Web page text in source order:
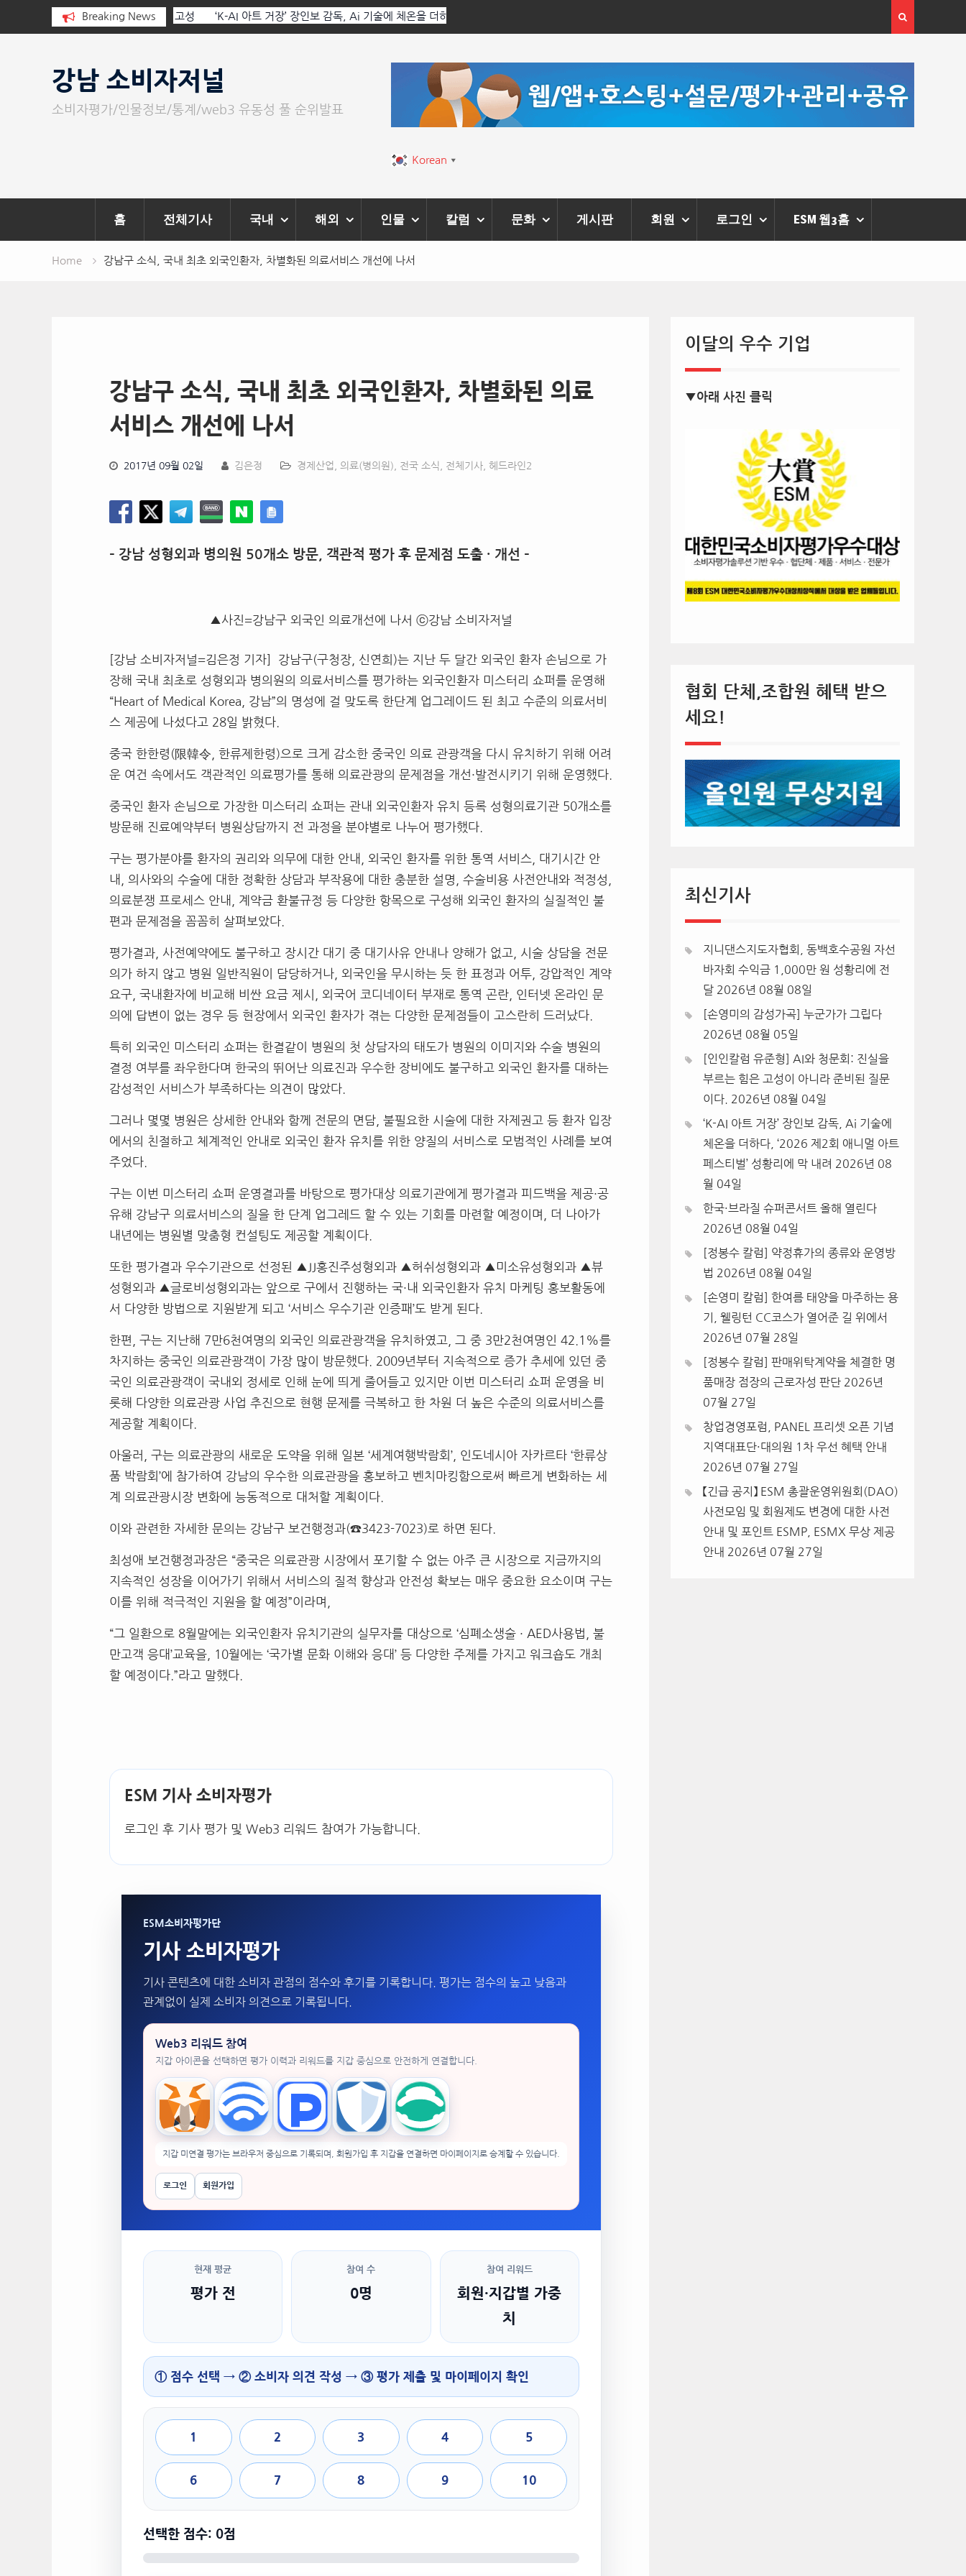
Breaking News
청문회: 진실을 부르는 힘은 고성
이다.
‘K-AI 아트 거장’ 장인보 감독, Ai 기술에 체온을 더하다,
‘2026 제2회 애니멀 아트 페스티벌’ 성황리에 막 내려
[정봉수 칼럼] 약정휴가의 종류와 운영방법
강남 소비자저널
소비자평가/인물정보/통계/web3 유동성 풀 순위발표
Korean ▼
홈 전체기사 국내 해외 인물 칼럼 문화 게시판 회원 로그인 ESM 웹3홈
Home 강남구 소식, 국내 최초 외국인환자, 차별화된 의료서비스 개선에 나서
강남구 소식, 국내 최초 외국인환자, 차별화된 의료
서비스 개선에 나서
2017년 09월 02일 김은정 경제산업 의료(병의원) 전국 소식 전체기사 헤드라인2
– 강남 성형외과 병의원 50개소 방문 객관적 평가 후 문제점 도출 · 개선 –
▲사진=강남구 외국인 의료개선에 나서 ⓒ강남 소비자저널
[강남 소비자저널=김은정 기자] 강남구(구청장 신연희 )는 지난 두 달간 외국인 환자 손님으로 가
장해 국내 최초로 성형외과 병의원의 의료서비스를 평가하는 외국인환자 미스터리 쇼퍼를 운영해
“Heart of Medical Korea, 강남”의 명성에 걸 맞도록 한단계 업그레이드 된 최고 수준의 의료서비
스 제공에 나섰다고 28일 밝혔다
중국 한한령 (限韓令 한류제한령)으로 크게 감소한 중국인 의료 관광객을 다시 유치하기 위해 어려
운 여건 속에서도 객관적인 의료평가를 통해 의료관광의 문제점을 개선·발전시키기 위해 운영했다
중국인 환자 손님으로 가장한 미스터리 쇼퍼는 관내 외국인환자 유치 등록 성형의료기관 50개소를
방문해 진료예약부터 병원상담까지 전 과정을 분야별로 나누어 평가했다
구는 평가분야를 환자의 권리와 의무에 대한 안내 외국인 환자를 위한 통역 서비스
대기시간 안
내
의사와의 수술에 대한 정확한 상담과 부작용에 대한 충분한 설명 수술비용 사전안내와 적정성
의료분쟁 프로세스 안내
계약금 환불규정 등 다양한 항목으로 구성해 외국인 환자의 실질적인 불
편과 문제점을 꼼꼼히 살펴보았다
평가결과 사전예약에도 불구하고 장시간 대기 중 대기사유 안내나 양해가 없고
시술 상담을 전문
의가 하지 않고 병원 일반직원이 담당하거나 외국인을 무시하는 듯 한 표정과 어투
강압적인 계약
요구 국내환자에 비교해 비싼 요금 제시 외국어 코디네이터 부재로 통역 곤란
인터넷 온라인 문
의에 답변이 없는 경우 등 현장에서 외국인 환자가 겪는 다양한 문제점들이 고스란히 드러났다
특히 외국인 미스터리 쇼퍼는 한결같이 병원의 첫 상담자의 태도가 병원의 이미지와 수술 병원의
결정 여부를 좌우한다며 한국의 뛰어난 의료진과 우수한 장비에도 불구하고 외국인 환자를 대하는
감성적인 서비스가 부족하다는 의견이 많았다
그러나 몇몇 병원은 상세한 안내와 함께 전문의 면담 불필요한 시술에 대한 자제권고 등 환자 입장
에서의 친절하고 체계적인 안내로 외국인 환자 유치를 위한 양질의 서비스로 모범적인 사례를 보여
주었다
구는 이번 미스터리 쇼퍼 운영결과를 바탕으로 평가대상 의료기관에게 평가결과 피드백을 제공·공
유해 강남구 의료서비스의 질을 한 단계 업그레드 할 수 있는 기회를 마련할 예정이며
더 나아가
내년에는 병원별 맞춤형 컨설팅도 제공할 계획이다
또한 평가결과 우수기관으로 선정된 ▲ JJ홍진주성형외과 ▲허쉬성형외과 ▲미소유성형외과 ▲뷰
성형외과 ▲글로비성형외과는 앞으로 구에서 진행하는 국·내 외국인환자 유치 마케팅 홍보활동에
서 다양한 방법으로 지원받게 되고 ‘서비스 우수기관 인증패’도 받게 된다
한편 구는 지난해 7만6천여명의 외국인 의료관광객을 유치하였고 그 중 3만2천여명인 42.1%를
차지하는 중국인 의료관광객이 가장 많이 방문했다 . 2009년부터 지속적으로 증가 추세에 있던 중
국인 의료관광객이 국내외 정세로 인해 눈에 띄게 줄어들고 있지만 이번 미스터리 쇼퍼 운영을 비
롯해 다양한 의료관광 사업 추진으로 현행 문제를 극복하고 한 차원 더 높은 수준의 의료서비스를
제공할 계획이다
아울러 구는 의료관광의 새로운 도약을 위해 일본 ‘세계여행박람회 ’, 인도네시아 자카르타 ‘한류상
품 박람회 ’에 참가하여 강남의 우수한 의료관광을 홍보하고 벤치마킹함으로써 빠르게 변화하는 세
계 의료관광시장 변화에 능동적으로 대처할 계획이다
이와 관련한 자세한 문의는 강남구 보건행정과(☎3423-7023)로 하면 된다
최성애 보건행정과장은 “중국은 의료관광 시장에서 포기할 수 없는 아주 큰 시장으로 지금까지의
지속적인 성장을 이어가기 위해서 서비스의 질적 향상과 안전성 확보는 매우 중요한 요소이며 구는
이를 위해 적극적인 지원을 할 예정”이라며
“그 일환으로 8월말에는 외국인환자 유치기관의 실무자를 대상으로 ‘심폐소생술 · AED사용법
불
만고객 응대’교육을 , 10월에는 ‘국가별 문화 이해와 응대’ 등 다양한 주제를 가지고 워크숍도 개최
할 예정이다 .”라고 말했다
ESM 기사 소비자평가
로그인 후 기사 평가 및 Web3 리워드 참여가 가능합니다.
ESM소비자평가단
기사 소비자평가
기사 콘텐츠에 대한 소비자 관점의 점수와 후기를 기록합니다. 평가는 점수의 높고 낮음과
관계없이 실제 소비자 의견으로 기록됩니다.
Web3 리워드 참여
지갑 아이콘을 선택하면 평가 이력과 리워드를 지갑 중심으로 안전하게 연결합니다.
MetaMask WalletConnectTokenPocket Trust Wallet imToken
지갑 미연결 평가는 브라우저 중심으로 기록되며, 회원가입 후 지갑을 연결하면 마이페이지로 승계할 수 있습니다.
로그인 회원가입
현재 평균
평가 전
참여 수
0명
참여 리워드
회원·지갑별 가중
치
① 점수 선택 → ② 소비자 의견 작성 → ③ 평가 제출 및 마이페이지 확인
1 2 3 4 5
6 7 8 9 10
선택한 점수: 0점
이달의 우수 기업
▼아래 사진 클릭
협회 단체,조합원 혜택 받으
세요!
최신기사
지니댄스지도자협회, 동백호수공원 자선
바자회 수익금 1,000만 원 성황리에 전
달 2026년 08월 08일
[손영미의 감성가곡] 누군가가 그립다
2026년 08월 05일
[인인칼럼 유준형] AI와 청문회: 진실을
부르는 힘은 고성이 아니라 준비된 질문
이다.
2026년 08월 04일
‘K-AI 아트 거장’ 장인보 감독, Ai 기술에
체온을 더하다, ‘2026 제2회 애니멀 아트
페스티벌’ 성황리에 막 내려 2026년 08
월 04일
한국·브라질 슈퍼콘서트 올해 열린다
2026년 08월 04일
[정봉수 칼럼] 약정휴가의 종류와 운영방
법 2026년 08월 04일
[손영미 칼럼] 한여름 태양을 마주하는 용
기, 웰링턴 CC코스가 열어준 길 위에서
2026년 07월 28일
[정봉수 칼럼] 판매위탁계약을 체결한 명
품매장 점장의 근로자성 판단 2026년
07월 27일
창업경영포럼, PANEL 프리셋 오픈 기념
지역대표단·대의원 1차 우선 혜택 안내
2026년 07월 27일
【긴급 공지】 ESM 총괄운영위원회(DAO)
사전모임 및 회원제도 변경에 대한 사전
안내 및 포인트 ESMP, ESMX 무상 제공
안내 2026년 07월 27일